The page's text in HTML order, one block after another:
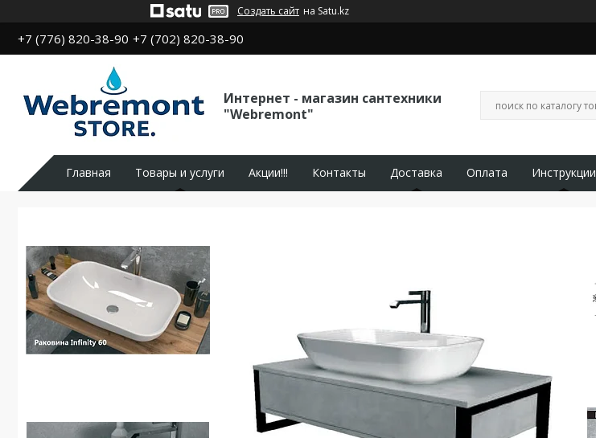
Создать сайт на Satu.kz
+7 (776) 820-38-90 +7 (702) 820-38-90
Интернет - магазин сантехники
"Webremont"
Главная Товары и услуги Акции!!! Контакты Доставка Оплата Инструкции